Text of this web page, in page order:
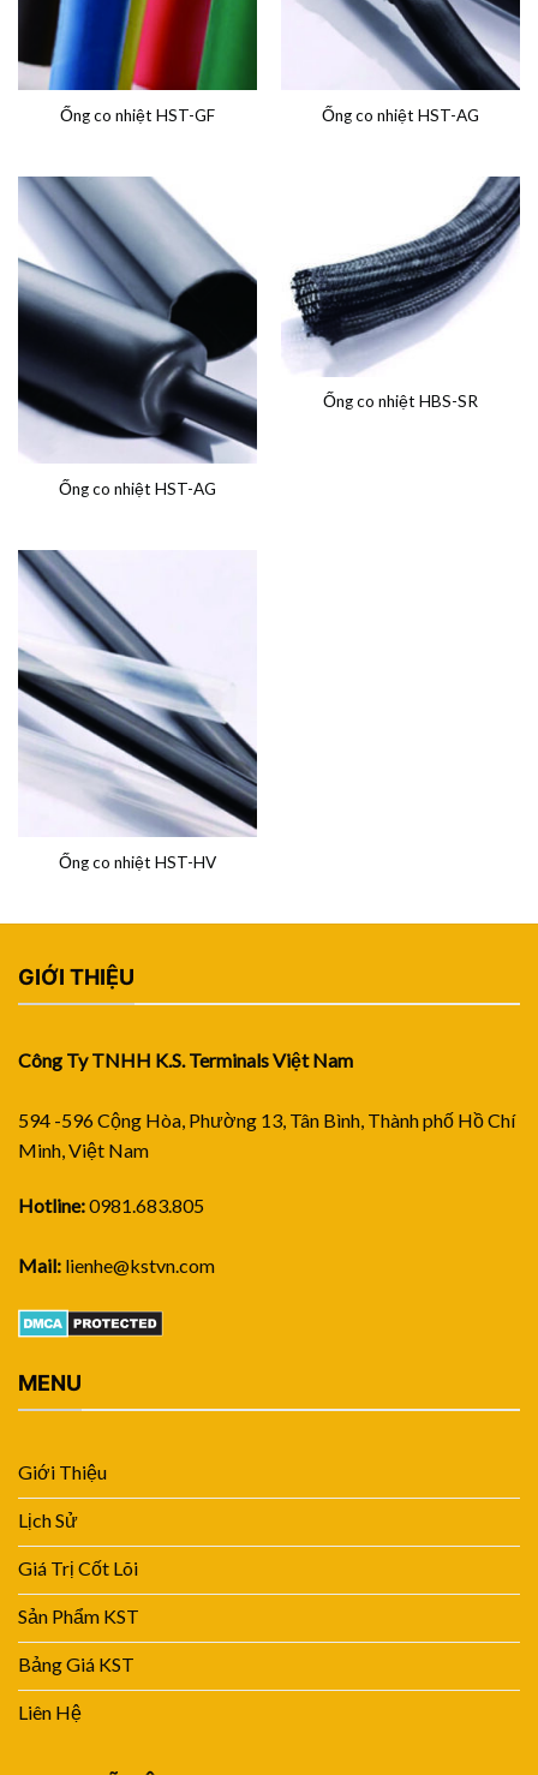
Ống co nhiệt HST-GF Ống co nhiệt HST-AG
Ống co nhiệt HST-AG
Ống co nhiệt HBS-SR
Ống co nhiệt HST-HV
GIỚI THIỆU
Công Ty TNHH K.S. Terminals Việt Nam
594 -596 Cộng Hòa, Phường 13, Tân Bình, Thành phố Hồ Chí
Minh, Việt Nam
Hotline:0981.683.805
Mail: lienhe@kstvn.com
MENU
Giới Thiệu
Lịch Sử
Giá Trị Cốt Lõi
Sản Phẩm KST
Bảng Giá KST
Liên Hệ